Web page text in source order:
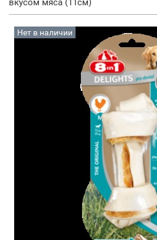
вкусом мяса (11см)
Нет в наличии